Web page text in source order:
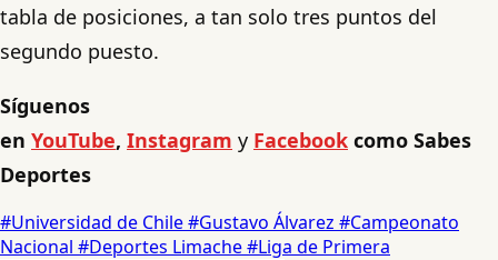
tabla de posiciones, a tan solo tres puntos del
segundo puesto.
Síguenos
en YouTube, Instagram y Facebook como Sabes
Deportes
#Universidad de Chile#Gustavo Álvarez #Campeonato
Nacional #Deportes Limache#Liga de Primera